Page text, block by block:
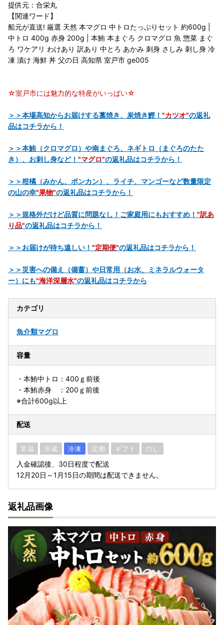
提供元：合栄丸
【関連ワード】
船元が直送! 厳選 天然 本マグロ 中トロたっぷりセット 約600g |
中トロ 400g 赤身 200g | 本鮪 本まぐろ クロマグロ 魚 惣菜 まぐ
ろ ワケアリ わけあり 訳あり 中とろ あかみ 刺身 さしみ 刺し身 冷
凍 漬け 海鮮 丼 父の日 高知県 室戸市 ge005
☆室戸市には魅力的な特産がいっぱい☆
＞＞本場高知からお届けする藁焼き、炭焼き鰹！ "カツオ"の返礼
品はコチラから！
＞＞本鮪（クロマグロ）や南まぐろ、ネギトロ（まぐろのたた
き）、お刺し身など！ "マグロ"の返礼品はコチラから！
＞＞柑橘（みかん、ポンカン）、ライチ、マンゴーなど数量限定
の山の幸"果物"の返礼品はコチラから！
＞＞規格外だけど品質に問題なし！ご家庭用にもおすすめ！ "訳あ
り品"の返礼品はコチラから！
＞＞お届けが待ち遠しい！ "定期便"の返礼品はコチラから！
＞＞災害への備え（備蓄）や日常用（お水、ミネラルウォータ
ー）にも"海洋深層水"の返礼品はコチラから
カテゴリ
魚介類マグロ
容量
・本鮪中トロ：400ｇ前後
・本鮪赤身 ：200ｇ前後
※合計600g以上
配送
常温 冷蔵 冷凍 定期 ギフト のし
入金確認後、30日程度で配送
12月20日～1月15日の期間は配送できません。
返礼品画像